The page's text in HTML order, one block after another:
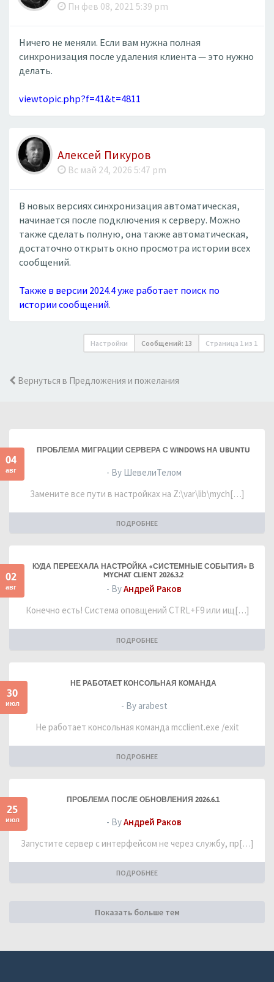
Пн фев 08, 2021 5:39 pm
Ничего не меняли. Если вам нужна полная
синхронизация после удаления клиента — это нужно
делать.
viewtopic.php?f=41&t=4811
Алексей Пикуров
Вс май 24, 2026 5:47 pm
В новых версиях синхронизация автоматическая,
начинается после подключения к серверу. Можно
также сделать полную, она также автоматическая,
достаточно открыть окно просмотра истории всех
сообщений.
Также в версии 2024.4 уже работает поиск по
истории сообщений.
Настройки Сообщений: 13 Страница 1 из 1
Вернуться в Предложения и пожелания
04
авг
ПРОБЛЕМА МИГРАЦИИ СЕРВЕРА С WINDOWS НА UBUNTU
- By ШевелиТелом
Замените все пути в настройках на Z:\var\lib\mych[…]
ПОДРОБНЕЕ
02
авг
КУДА ПЕРЕЕХАЛА НАСТРОЙКА «СИСТЕМНЫЕ СОБЫТИЯ» В
MYCHAT CLIENT 2026.3.2
- ByАндрей Раков
Конечно есть! Система оповщений CTRL+F9 или ищ[…]
ПОДРОБНЕЕ
30
июл
НЕ РАБОТАЕТ КОНСОЛЬНАЯ КОМАНДА
- By arabest
Не работает консольная команда mcclient.exe /exit
ПОДРОБНЕЕ
25
июл
ПРОБЛЕМА ПОСЛЕ ОБНОВЛЕНИЯ 2026.6.1
- ByАндрей Раков
Запустите сервер с интерфейсом не через службу, пр[…]
ПОДРОБНЕЕ
Показать больше тем